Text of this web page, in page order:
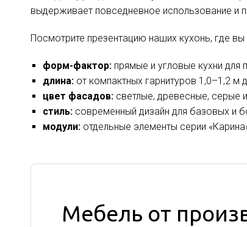
выдерживает повседневное использование и
Посмотрите презентацию наших кухонь, где вы
форм-фактор: прямые и угловые кухни для
длина: от компактных гарнитуров 1,0–1,2 м
цвет фасадов: светлые, древесные, серые
стиль: современный дизайн для базовых и
модули: отдельные элементы серии
Мебель от